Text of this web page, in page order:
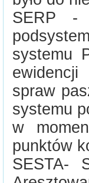
SERP -
systemu
ewidencji
spraw
systemu
w
punktów
SESTA-